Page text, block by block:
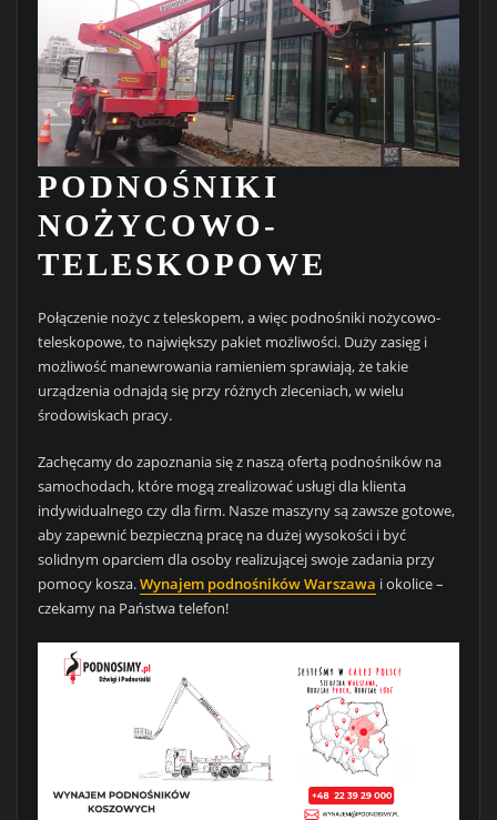
PODNOŚNIKI
NOŻYCOWO-
TELESKOPOWE
Połączenie nożyc z teleskopem, a więc podnośniki nożycowo-
teleskopowe, to największy pakiet możliwości. Duży zasięg i
możliwość manewrowania ramieniem sprawiają, że takie
urządzenia odnajdą się przy różnych zleceniach, w wielu
środowiskach pracy.
Zachęcamy do zapoznania się z naszą ofertą podnośników na
samochodach, które mogą zrealizować usługi dla klienta
indywidualnego czy dla firm. Nasze maszyny są zawsze gotowe,
aby zapewnić bezpieczną pracę na dużej wysokości i być
solidnym oparciem dla osoby realizującej swoje zadania przy
pomocy kosza.Wynajem podnośników Warszawa i okolice –
czekamy na Państwa telefon!